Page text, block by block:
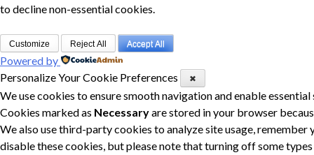
to decline non-essential cookies.
Customize Reject All Accept All
Powered by
Personalize Your Cookie Preferences
✖
We use cookies to ensure smooth navigation and enable
Cookies marked as Necessaryare stored in your browser
We also use third-party cookies to analyze site usage,
disable these cookies, but please note that turning off some